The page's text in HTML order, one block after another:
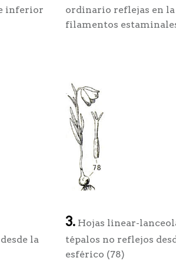
inferior
ordinario reflejas en
filamentos
la
3. Hojas linear-
tépalos no reflejos
esférico (78)